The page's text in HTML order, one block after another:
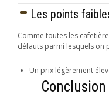
Les points
Comme toutes les
défauts parmi lesquels on
Un prix légèrement
Conclusion